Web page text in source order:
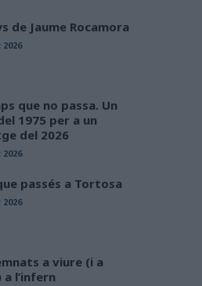
de Jaume Rocamora
que no passa. Un
1975 per a un
del 2026
passés a Tortosa
a viure (i a
l’infern